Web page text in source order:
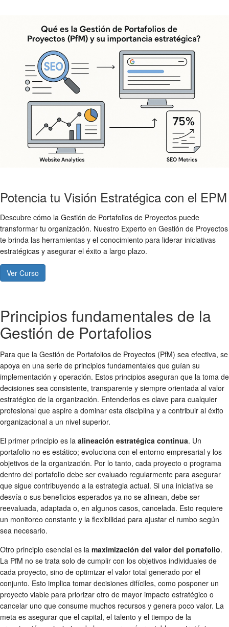
Potencia tu Visión Estratégica con el EPM
Descubre cómo la Gestión de Portafolios de Proyectos puede
transformar tu organización. Nuestro Experto en Gestión de Proyectos
te brinda las herramientas y el conocimiento para liderar iniciativas
estratégicas y asegurar el éxito a largo plazo.
Ver Curso
Principios fundamentales de la
Gestión de Portafolios
Para que la Gestión de Portafolios de Proyectos (PfM) sea efectiva, se
apoya en una serie de principios fundamentales que guían su
implementación y operación. Estos principios aseguran que la toma de
decisiones sea consistente, transparente y siempre orientada al valor
estratégico de la organización. Entenderlos es clave para cualquier
profesional que aspire a dominar esta disciplina y a contribuir al éxito
organizacional a un nivel superior.
El primer principio es la alineación estratégica continua. Un
portafolio no es estático; evoluciona con el entorno empresarial y los
objetivos de la organización. Por lo tanto, cada proyecto o programa
dentro del portafolio debe ser evaluado regularmente para asegurar
que sigue contribuyendo a la estrategia actual. Si una iniciativa se
desvía o sus beneficios esperados ya no se alinean, debe ser
reevaluada, adaptada o, en algunos casos, cancelada. Esto requiere
un monitoreo constante y la flexibilidad para ajustar el rumbo según
sea necesario.
Otro principio esencial es la maximización del valor del portafolio.
La PfM no se trata solo de cumplir con los objetivos individuales de
cada proyecto, sino de optimizar el valor total generado por el
conjunto. Esto implica tomar decisiones difíciles, como posponer un
proyecto viable para priorizar otro de mayor impacto estratégico o
cancelar uno que consume muchos recursos y genera poco valor. La
meta es asegurar que el capital, el talento y el tiempo de la